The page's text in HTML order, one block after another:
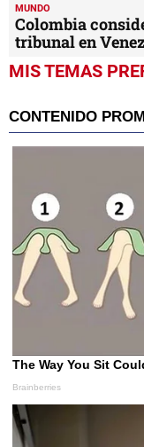
MUNDO
Colombia
tribunal en
MIS TEMAS